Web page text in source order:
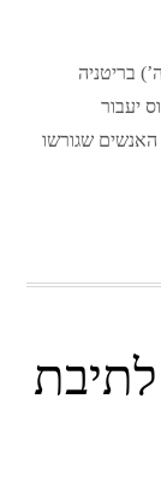
בריטניה
יעבור
האנשים שגורשו